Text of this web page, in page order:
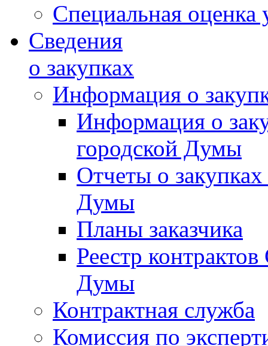
Специальная оценка
Сведения
о закупках
Информация о
Информация о
городской Думы
Отчеты о
Думы
Планы заказчика
Реестр
Думы
Контрактная служба
Комиссия по